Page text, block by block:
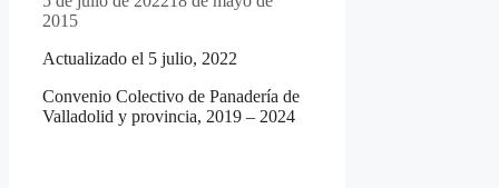
2015
Actualizado el 5 julio, 2022
Convenio Colectivo de Panadería de
Valladolid y provincia, 2019 – 2024